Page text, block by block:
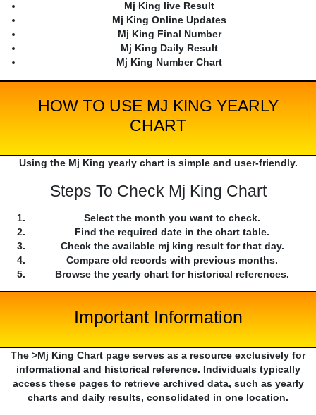
Mj King live Result
Mj King Online Updates
Mj King Final Number
Mj King Daily Result
Mj King Number Chart
HOW TO USE MJ KING YEARLY
CHART
Using the Mj King yearly chart is simple and user-friendly.
Steps To Check Mj King Chart
Select the month you want to check.
Find the required date in the chart table.
Check the available mj king result for that day.
Compare old records with previous months.
Browse the yearly chart for historical references.
Important Information
The >Mj King Chart page serves as a resource exclusively for
informational and historical reference. Individuals typically
access these pages to retrieve archived data, such as yearly
charts and daily results, consolidated in one location.